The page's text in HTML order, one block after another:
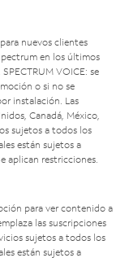
nuevos clientes
en los últimos
VOICE: se
o si no se
instalación. Las
Canadá, México,
sujetos a todos los
están sujetos a
aplican restricciones.
para ver contenido a
las suscripciones
sujetos a todos los
están sujetos a